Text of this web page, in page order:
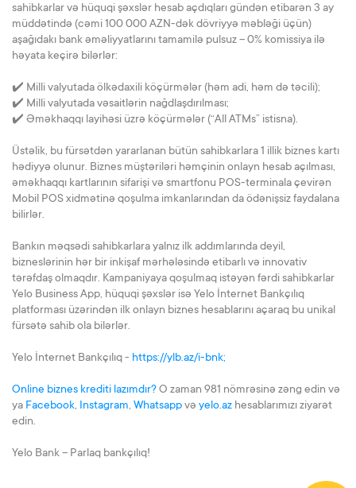
sahibkarlar və hüquqi şəxslər hesab açdıqları gündən etibarən 3 ay
müddətində (cəmi 100 000 AZN-dək dövriyyə məbləği üçün)
aşağıdakı bank əməliyyatlarını tamamilə pulsuz – 0% komissiya ilə
həyata keçirə bilərlər:
✔️ Milli valyutada ölkədaxili köçürmələr (həm adi, həm də təcili);
✔️ Milli valyutada vəsaitlərin nağdlaşdırılması;
✔️ Əməkhaqqı layihəsi üzrə köçürmələr (“All ATMs” istisna).
Üstəlik, bu fürsətdən yararlanan bütün sahibkarlara 1 illik biznes kartı
hədiyyə olunur. Biznes müştəriləri həmçinin onlayn hesab açılması,
əməkhaqqı kartlarının sifarişi və smartfonu POS-terminala çevirən
Mobil POS xidmətinə qoşulma imkanlarından da ödənişsiz faydalana
bilirlər.
Bankın məqsədi sahibkarlara yalnız ilk addımlarında deyil,
bizneslərinin hər bir inkişaf mərhələsində etibarlı və innovativ
tərəfdaş olmaqdır. Kampaniyaya qoşulmaq istəyən fərdi sahibkarlar
Yelo Business App, hüquqi şəxslər isə Yelo İnternet Bankçılıq
platforması üzərindən ilk onlayn biznes hesablarını açaraq bu unikal
fürsətə sahib ola bilərlər.
Yelo İnternet Bankçılıq - https://ylb.az/i-bnk;
Online biznes krediti lazımdır?O zaman 981 nömrəsinə zəng edin və
ya Facebook, Instagram, Whatsappvə yelo.az hesablarımızı ziyarət
edin.
Yelo Bank – Parlaq bankçılıq!